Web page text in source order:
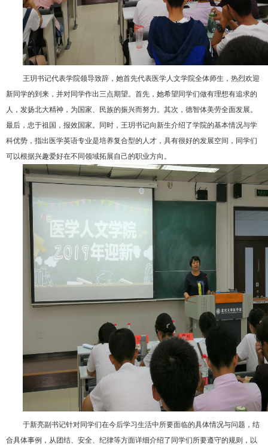
王玥书记代表学院领导致辞，她首先代表医学人文学院全体师生，热烈欢迎
新同学的到来，并对同学作出三点期望。首先，她希望同学们做有理想有追求的
人，发扬北大精神，为国家、民族的振兴而努力。其次，德智体美劳全面发展。
最后，忠于祖国，报效国家。同时，王玥书记向新生介绍了学院的基本情况与学
科优势，指出医学英语专业是培养复合型的人才，具有很好的发展空间，同学们
可以根据兴趣爱好在不同领域拓展自己的职业方向。
于新亮副书记针对同学们在今后学习生活中所要面临的具体情况与问题，结
合具体事例，从团结、安全、纪律等方面详细介绍了同学们所要遵守的规则，以